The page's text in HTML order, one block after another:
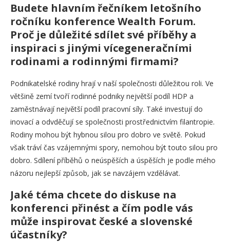
Budete hlavním řečníkem letošního
ročníku konference Wealth Forum.
Proč je důležité sdílet své příběhy a
inspiraci s jinými vícegeneračními
rodinami a rodinnými firmami?
Podnikatelské rodiny hrají v naší společnosti důležitou roli. Ve
většině zemí tvoří rodinné podniky největší podíl HDP a
zaměstnávají největší podíl pracovní síly. Také investují do
inovací a odvděčují se společnosti prostřednictvím filantropie.
Rodiny mohou být hybnou silou pro dobro ve světě. Pokud
však tráví čas vzájemnými spory, nemohou být touto silou pro
dobro. Sdílení příběhů o neúspěších a úspěších je podle mého
názoru nejlepší způsob, jak se navzájem vzdělávat.
Jaké téma chcete do diskuse na
konferenci přinést a čím podle vás
může inspirovat české a slovenské
účastníky?